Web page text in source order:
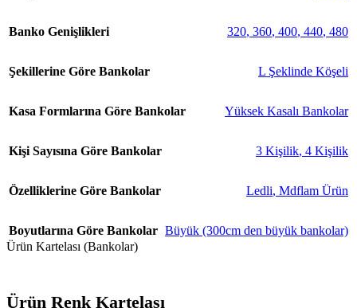
Banko Genişlikleri 320, 360, 400, 440, 480
Şekillerine Göre Bankolar L Şeklinde Köşeli
Kasa Formlarına Göre Bankolar Yüksek Kasalı Bankolar
Kişi Sayısına Göre Bankolar 3 Kişilik, 4 Kişilik
Özelliklerine Göre Bankolar Ledli, Mdflam Ürün
Boyutlarına Göre Bankolar Büyük (300cm den büyük bankolar)
Ürün Kartelası (Bankolar)
Ürün Renk Kartelası